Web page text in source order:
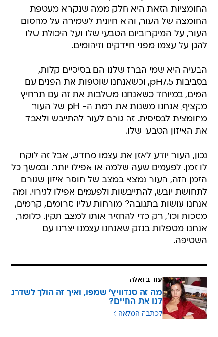
החומציות הזאת היא חלק ממה שנקרא מעטפת
החומצה של העור, והיא חיונית לשמירה על מחסום
העור, על המיקרוביום הטבעי שלו ועל היכולת שלו
להגן על עצמו מפני חיידקים וזיהומים.
הבעיה היא שמי הברז שלנו הם בסיסיים קלות,
בסביבות pH7.5, וכשאנחנו שוטפות את הפנים עם
המים, במיוחד כשאנחנו משלבות את זה עם תרחיץ
מקציף, אנחנו משנות את רמת ה- pH של העור
מחומצית לבסיסית. זה גורם לעור להתייבש ולאבד
את האיזון הטבעי שלו.
נכון, העור יודע לאזן את עצמו מחדש, אבל זה לוקח
לו זמן. לפעמים שעה שלמה או אפילו יותר. ובמשך כל
הזמן הזה, העור נמצא במצב של חוסר איזון שגורם
לתחושת יובש, להתייבשות ולפעמים אפילו לגירוי. ומה
אנחנו עושות בתגובה? מורחות עליו סרומים, קרמים,
מסכות וכו', רק כדי להחזיר אותו למצב תקין. כלומר,
אנחנו מטפלות בנזק שאנחנו עצמנו יצרנו עם
השטיפה.
עוד בוואלה
מה זה סנדוויץ' שמפו, ואיך זה הולך לשדרג
לנו את החיים?
לכתבה המלאה